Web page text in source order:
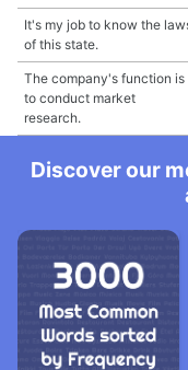
It's my job to know the
of this state.
The company's function is
to conduct market
research.
Discover our